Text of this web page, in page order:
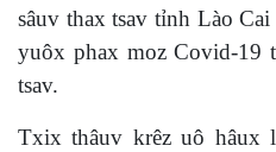
sâuv thax tsav tỉnh Lào
yuôx phax moz Covid-19
tsav.
Txix thâuv krêz uô hâux